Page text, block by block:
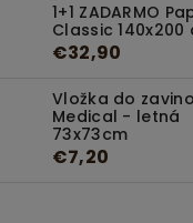
1+1 ZADARMO
Classic 140x200
€32,90
Vložka do
Medical - letná
73x73cm
€7,20